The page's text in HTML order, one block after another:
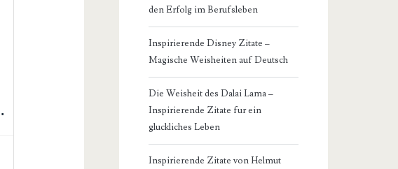
den Erfolg im Berufsleben
Inspirierende Disney Zitate –
Magische Weisheiten auf Deutsch
Die Weisheit des Dalai Lama –
Inspirierende Zitate fur ein
gluckliches Leben
Inspirierende Zitate von Helmut